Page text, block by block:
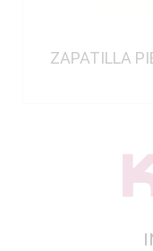
ZAPATILLA